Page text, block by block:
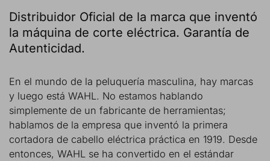
Distribuidor Oficial de la marca que inventó
la máquina de corte eléctrica. Garantía de
Autenticidad.
En el mundo de la peluquería masculina, hay marcas
y luego está WAHL. No estamos hablando
simplemente de un fabricante de herramientas;
hablamos de la empresa que inventó la primera
cortadora de cabello eléctrica práctica en 1919. Desde
entonces, WAHL se ha convertido en el estándar